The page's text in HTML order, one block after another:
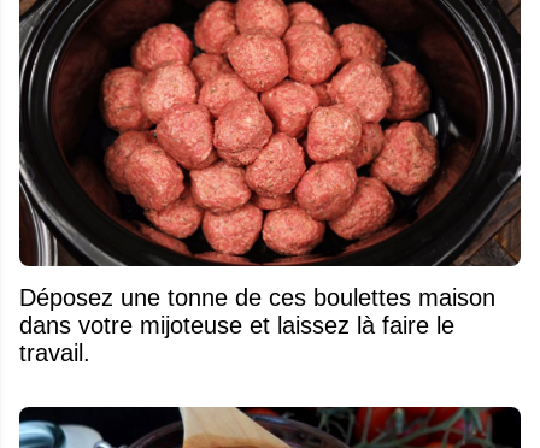
Déposez une tonne de ces boulettes maison
dans votre mijoteuse et laissez là faire le
travail.